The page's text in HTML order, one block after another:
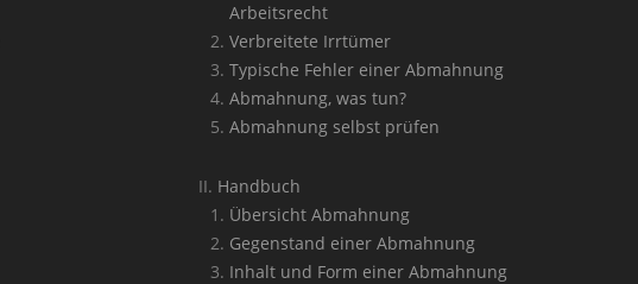
Arbeitsrecht
Verbreitete Irrtümer
Typische Fehler einer Abmahnung
Abmahnung, was tun?
Abmahnung selbst prüfen
Handbuch
Übersicht Abmahnung
Gegenstand einer Abmahnung
Inhalt und Form einer Abmahnung